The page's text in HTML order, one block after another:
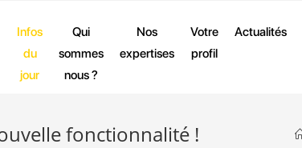
Infos
du
jour
Qui
sommes
nous ?
Nos
expertises
Votre
profil
Actualités
fonctionnalité !